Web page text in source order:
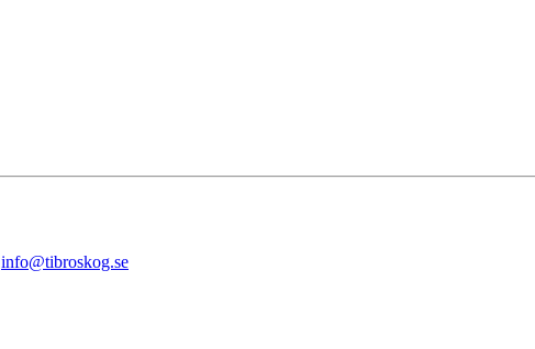
info@tibroskog.se